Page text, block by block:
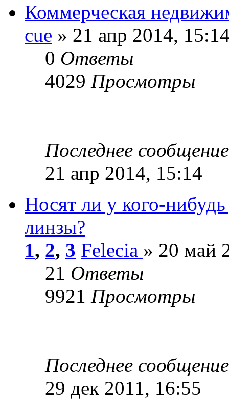
Коммерческая
cue » 21 апр 2014,
0 Ответы
4029 Просмотры
Последнее
21 апр 2014, 15:14
Носят ли у кого-
линзы?
1, 2, 3 Felecia » 20 май
21 Ответы
9921 Просмотры
Последнее
29 дек 2011, 16:55